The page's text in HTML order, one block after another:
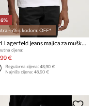
-5% s kodom: OFF*
Karl Lagerfeld Jeans majica za muškarce od pamuka
cijena:
€
Regularna cijena:48,90 €
Najniža cijena:48,90 €